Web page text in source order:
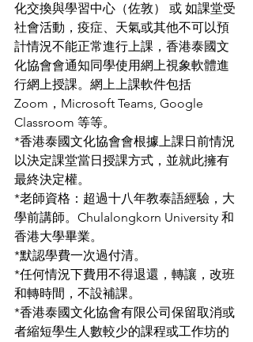
化交換與學習中心（佐敦） 或 如課堂受
社會活動，疫症、天氣或其他不可以預
計情況不能正常進行上課，香港泰國文
化協會會通知同學使用網上視象軟體進
行網上授課。網上上課軟件包括
Zoom，Microsoft Teams, Google
Classroom 等等。
*香港泰國文化協會會根據上課日前情況
以決定課堂當日授課方式，並就此擁有
最終決定權。
*老師資格：超過十八年教泰語經驗，大
學前講師。Chulalongkorn University 和
香港大學畢業。
*默認學費一次過付清。
*任何情況下費用不得退還，轉讓，改班
和轉時間，不設補課。
*香港泰國文化協會有限公司保留取消或
者縮短學生人數較少的課程或工作坊的